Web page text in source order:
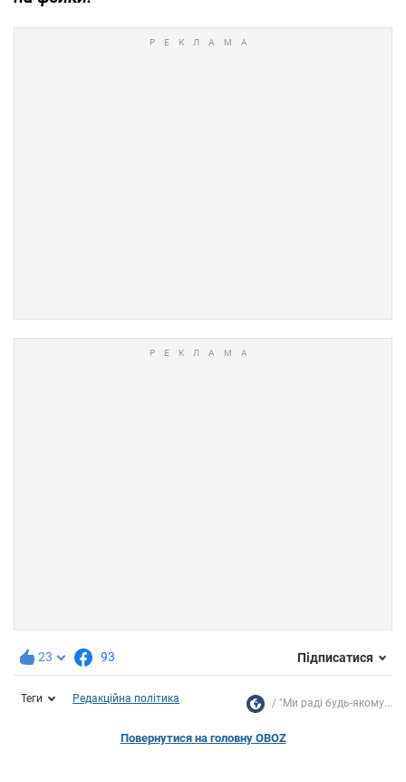
23 93 Підписатися
Теги Редакційна політика "Ми раді будь-якому...
Повернутися на головну OBOZ